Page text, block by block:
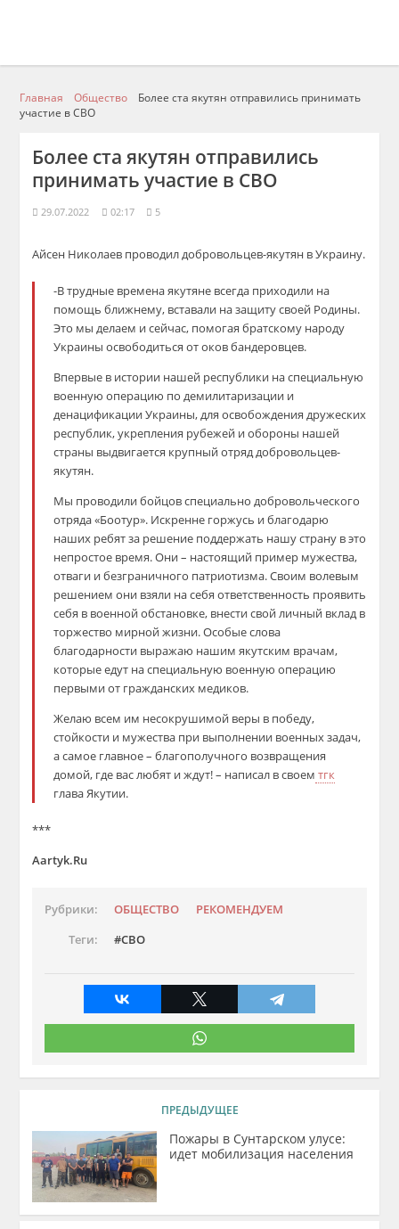
Главная Общество
Более ста якутян отправились принимать
участие в СВО
Более ста якутян отправились
принимать участие в СВО
29.07.2022 02:17 5
Айсен Николаев проводил добровольцев-якутян в Украину.
-В трудные времена якутяне всегда приходили на
помощь ближнему, вставали на защиту своей Родины.
Это мы делаем и сейчас, помогая братскому народу
Украины освободиться от оков бандеровцев.
Впервые в истории нашей республики на специальную
военную операцию по демилитаризации и
денацификации Украины, для освобождения дружеских
республик, укрепления рубежей и обороны нашей
страны выдвигается крупный отряд добровольцев-
якутян.
Мы проводили бойцов специально добровольческого
отряда «Боотур». Искренне горжусь и благодарю
наших ребят за решение поддержать нашу страну в это
непростое время. Они – настоящий пример мужества,
отваги и безграничного патриотизма. Своим волевым
решением они взяли на себя ответственность проявить
себя в военной обстановке, внести свой личный вклад в
торжество мирной жизни. Особые слова
благодарности выражаю нашим якутским врачам,
которые едут на специальную военную операцию
первыми от гражданских медиков.
Желаю всем им несокрушимой веры в победу,
стойкости и мужества при выполнении военных задач,
а самое главное – благополучного возвращения
домой, где вас любят и ждут! – написал в своем тгк
глава Якутии.
***
Aartyk.Ru
Рубрики: ОБЩЕСТВО
РЕКОМЕНДУЕМ
Теги:
СВО
ПРЕДЫДУЩЕЕ
Пожары в Сунтарском улусе:
идет мобилизация населения